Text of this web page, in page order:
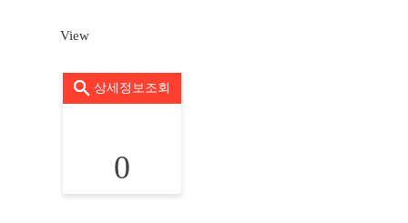
View
상세정보조회
0